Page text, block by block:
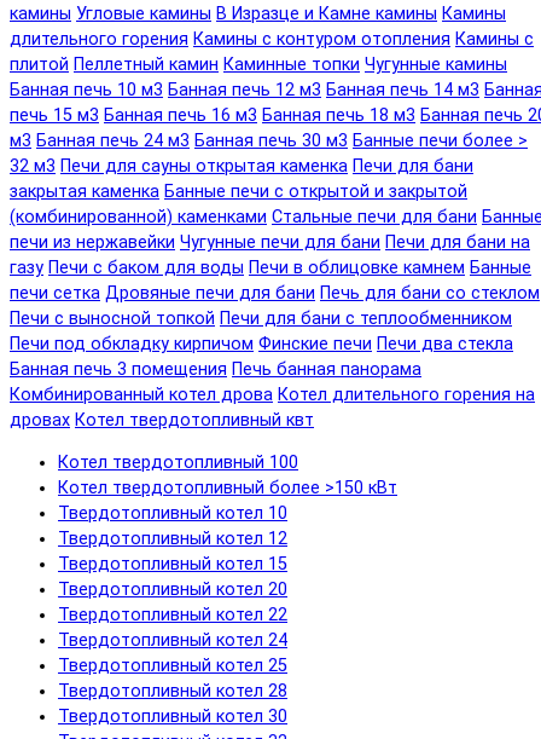
камины Угловые камины В Изразце и Камне камины Камины
длительного горения Камины с контуром отопления Камины с
плитой Пеллетный камин Каминные топки Чугунные камины
Банная печь 10 м3 Банная печь 12 м3 Банная печь 14 м3
печь 15 м3 Банная печь 16 м3 Банная печь 18 м3 Банная печь
м3 Банная печь 24 м3 Банная печь 30 м3 Банные печи более >
32 м3 Печи для сауны открытая каменка Печи для бани
закрытая каменка Банные печи с открытой и закрытой
(комбинированной) каменками Стальные печи для бани
печи из нержавейки Чугунные печи для бани Печи для бани на
газу Печи с баком для воды Печи в облицовке камнем Банные
печи сетка Дровяные печи для бани Печь для бани со стеклом
Печи с выносной топкой Печи для бани с теплообменником
Печи под обкладку кирпичом Финские печи Печи два стекла
Банная печь 3 помещения Печь банная панорама
Комбинированный котел дрова Котел длительного горения на
дровах Котел твердотопливный квт
Котел твердотопливный 100
Котел твердотопливный более >150 кВт
Твердотопливный котел 10
Твердотопливный котел 12
Твердотопливный котел 15
Твердотопливный котел 20
Твердотопливный котел 22
Твердотопливный котел 24
Твердотопливный котел 25
Твердотопливный котел 28
Твердотопливный котел 30